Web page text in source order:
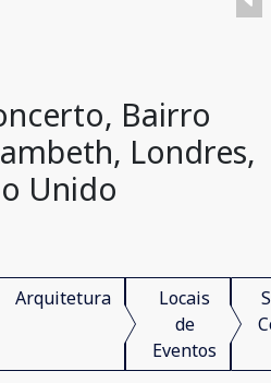
Bairro
Londres,
Unido
Arquitetura
Locais
de
Eventos